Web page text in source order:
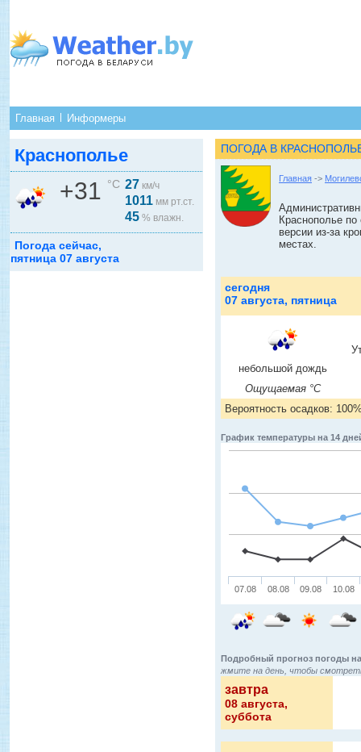
Главная Информеры
Краснополье
+31 °C 27 км/ч
1011 мм рт.ст.
45 % влажн.
Погода сейчас,
пятница 07 августа
ПОГОДА В
Главная ->
Краснополье по
версии из-за
местах.
сегодня
07 августа, пятница
небольшой дождь
Ощущаемая °C
Вероятность осадков:
График температуры на 14
07.08 08.08 09.08 10.08
Подробный прогноз погоды
жмите на день, чтобы
завтра
08 августа,
суббота